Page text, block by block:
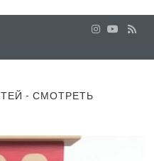
- СМОТРЕТЬ